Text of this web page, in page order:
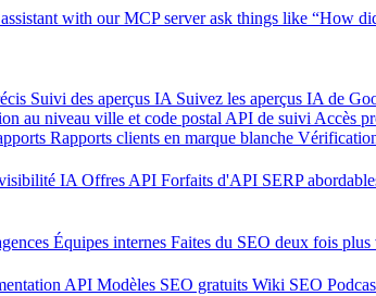
with our MCP server ask things like “How
Suivi des aperçus IA Suivez les aperçus IA de
au niveau ville et code postal API de suivi Accès
Rapports clients en marque blanche
IA Offres API Forfaits d'API SERP
Équipes internes Faites du SEO deux fois plus
API Modèles SEO gratuits Wiki SEO